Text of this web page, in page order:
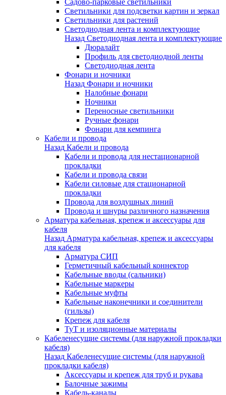
Садово-парковые светильники
Светильники для подсветки картин и зеркал
Светильники для растений
Светодиодная лента и комплектующие
Назад Светодиодная лента и комплектующие
Дюралайт
Профиль для светодиодной ленты
Светодиодная лента
Фонари и ночники
Назад Фонари и ночники
Налобные фонари
Ночники
Переносные светильники
Ручные фонари
Фонари для кемпинга
Кабели и провода
Назад Кабели и провода
Кабели и провода для нестационарной
прокладки
Кабели и провода связи
Кабели силовые для стационарной
прокладки
Провода для воздушных линий
Провода и шнуры различного назначения
Арматура кабельная, крепеж и аксессуары для
кабеля
Назад Арматура кабельная, крепеж и аксессуары
для кабеля
Арматура СИП
Герметичный кабельный коннектор
Кабельные вводы (сальники)
Кабельные маркеры
Кабельные муфты
Кабельные наконечники и соединители
(гильзы)
Крепеж для кабеля
ТуТ и изоляционные материалы
Кабеленесущие системы (для наружной прокладки
кабеля)
Назад Кабеленесущие системы (для наружной
прокладки кабеля)
Аксессуары и крепеж для труб и рукава
Балочные зажимы
Кабель-каналы